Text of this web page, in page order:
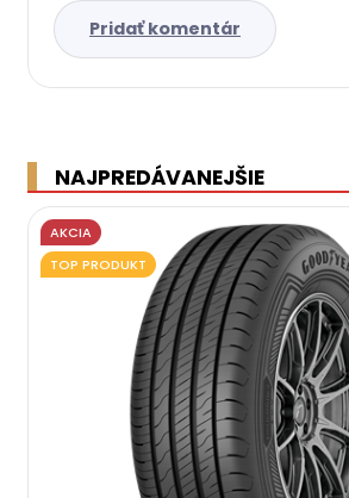
Pridať komentár
NAJPREDÁVANEJŠIE
AKCIA
TOP PRODUKT